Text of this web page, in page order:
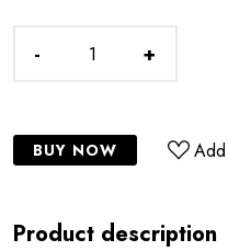
- +
BUY NOW
Product description